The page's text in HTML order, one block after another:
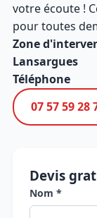
votre écoute !
pour toutes
Zone
Lansargues
Téléphone
07 57 59 28
Devis
Nom *